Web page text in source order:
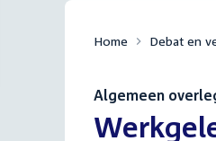
Home Debat en
Algemeen
: